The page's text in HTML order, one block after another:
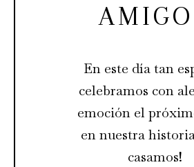
En este día tan
celebramos con
emoción el
en nuestra
casamos!